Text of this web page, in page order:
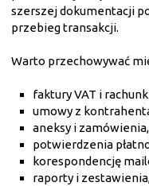
szerszej dokumentacji
przebieg transakcji.
Warto przechowywać
faktury VAT i
umowy z
aneksy i zamówienia,
potwierdzenia
korespondencję
raporty i